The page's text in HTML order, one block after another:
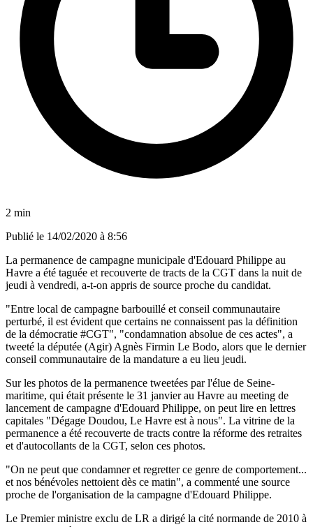
2 min
Publié le 14/02/2020 à 8:56
La permanence de campagne municipale d'Edouard Philippe au
Havre a été taguée et recouverte de tracts de la CGT dans la nuit de
jeudi à vendredi, a-t-on appris de source proche du candidat.
"Entre local de campagne barbouillé et conseil communautaire
perturbé, il est évident que certains ne connaissent pas la définition
de la démocratie #CGT", "condamnation absolue de ces actes", a
tweeté la députée (Agir) Agnès Firmin Le Bodo, alors que le dernier
conseil communautaire de la mandature a eu lieu jeudi.
Sur les photos de la permanence tweetées par l'élue de Seine-
maritime, qui était présente le 31 janvier au Havre au meeting de
lancement de campagne d'Edouard Philippe, on peut lire en lettres
capitales "Dégage Doudou, Le Havre est à nous". La vitrine de la
permanence a été recouverte de tracts contre la réforme des retraites
et d'autocollants de la CGT, selon ces photos.
"On ne peut que condamner et regretter ce genre de comportement...
et nos bénévoles nettoient dès ce matin", a commenté une source
proche de l'organisation de la campagne d'Edouard Philippe.
Le Premier ministre exclu de LR a dirigé la cité normande de 2010 à